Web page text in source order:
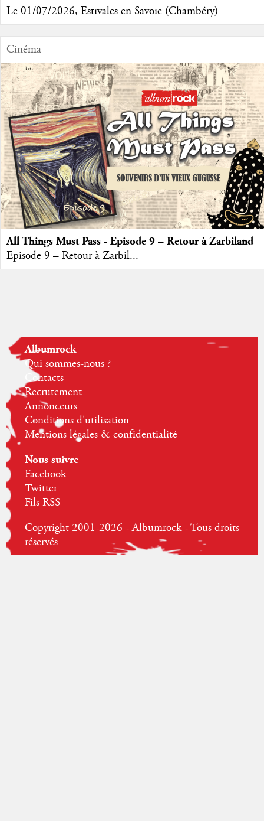
Le 01/07/2026, Estivales en Savoie (Chambéry)
Cinéma
All Things Must Pass - Episode 9 – Retour à Zarbiland
Episode 9 – Retour à Zarbil...
Albumrock
Qui sommes-nous ?
Contacts
Recrutement
Annonceurs
Conditions d'utilisation
Mentions légales & confidentialité
Nous suivre
Facebook
Twitter
Fils RSS
Copyright 2001-2026 - Albumrock - Tous droits
réservés